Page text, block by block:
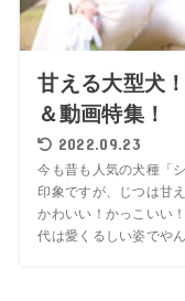
甘える大型犬
＆動画特集！
2022.09.23
今も昔も人気の犬種「
印象ですが、じつは甘
かわいい！かっこいい
代は愛くるしい姿でや